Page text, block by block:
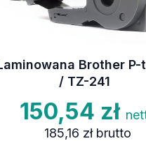
Brother
/ TZ-241
150,54 zł
185,16 zł brutto